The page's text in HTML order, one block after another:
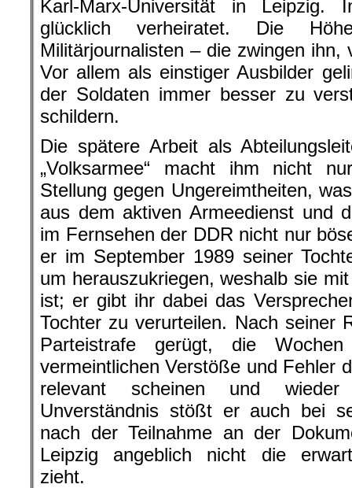
Karl-Marx-Universität in Leipzig.
glücklich verheiratet. Die
Militärjournalisten – die zwingen ihn,
Vor allem als einstiger Ausbilder
der Soldaten immer besser zu
schildern.
Die spätere Arbeit als
„Volksarmee“ macht ihm nicht
Stellung gegen Ungereimtheiten,
aus dem aktiven Armeedienst und
im Fernsehen der DDR nicht nur
er im September 1989 seiner
um herauszukriegen, weshalb sie
ist; er gibt ihr dabei das
Tochter zu verurteilen. Nach seiner
Parteistrafe gerügt, die
vermeintlichen Verstöße und Fehler
relevant scheinen und
Unverständnis stößt er auch bei
nach der Teilnahme an der
Leipzig angeblich nicht die
zieht.